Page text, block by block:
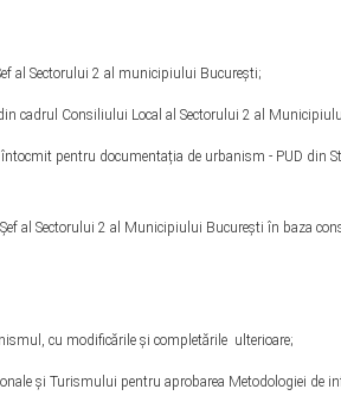
al Sectorului 2 al municipiului Bucureşti;
cadrul Consiliului Local al Sectorului 2 al
pentru documentația de urbanism - PUD din
al Sectorului 2 al Municipiului Bucureşti în baza
cu modificările și completările ulterioare;
şi Turismului pentru aprobarea Metodologiei de